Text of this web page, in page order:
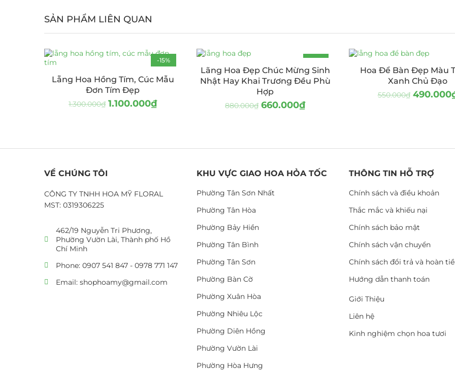
SẢN PHẨM LIÊN QUAN
-15%
HOT
Lẵng Hoa Hồng Tím, Cúc Mẫu
Đơn Tím Đẹp
1.300.000₫ 1.100.000₫
-25%
HOT
Lãng Hoa Đẹp Chúc Mừng Sinh
Nhật Hay Khai Trương Đều Phù
Hợp
880.000₫ 660.000₫
Hoa Để Bàn Đẹp Màu
Xanh Chủ Đạo
550.000₫ 490.000
VỀ CHÚNG TÔI
CÔNG TY TNHH HOA MỸ FLORAL
MST: 0319306225
462/19 Nguyễn Tri Phương,
Phường Vườn Lài, Thành phố Hồ
Chí Minh
Phone: 0907 541 847 - 0978 771 147
Email: shophoamy@gmail.com
KHU VỰC GIAO HOA HỎA TỐC
Phường Tân Sơn Nhất
Phường Tân Hòa
Phường Bảy Hiền
Phường Tân Bình
Phường Tân Sơn
Phường Bàn Cờ
Phường Xuân Hòa
Phường Nhiêu Lộc
Phường Diên Hồng
Phường Vườn Lài
Phường Hòa Hưng
THÔNG TIN HỖ TRỢ
Chính sách và điều khoản
Thắc mắc và khiếu nại
Chính sách bảo mật
Chính sách vận chuyển
Chính sách đổi trả và hoàn
Hướng dẫn thanh toán
Giới Thiệu
Liên hệ
Kinh nghiệm chọn hoa tươi